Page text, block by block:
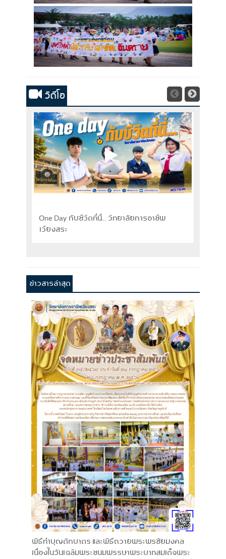
วิดีโอ
One Day กับชีวิตที่นี่... วิทยาลัยการอาชีพ
เวียงสระ
ข่าวสารล่าสุด
พิธีทำบุญตักบาตร และพิธีถวายพระพรชัยมงคล
เนื่องในวันเฉลิมพระชนมพรรษาพระบาทสมเด็จพระ